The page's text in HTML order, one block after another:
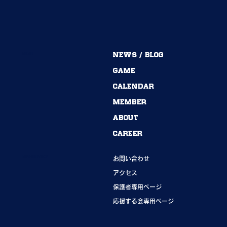
54期→55期｜ありがとうございました！
お問い合わせ
アクセス
保護者専用ページ
応援する会専用ページ
NEWS / BLOG
GAME
CALENDAR
MEMBER
ABOUT
CAREER